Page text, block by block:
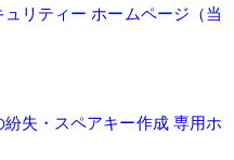
リティー ホームページ（当
失・スペアキー作成 専用ホ